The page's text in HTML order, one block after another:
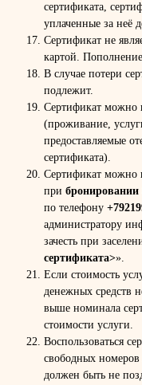
сертификата,
уплаченные за неё
Сертификат не
картой.
В случае потери
подлежит.
Сертификат можно
(проживание,
предоставляемые
сертификата).
Сертификат можно
при бронировании
по телефону
администратору
зачесть при
сертификата>».
Если стоимость
денежных средств
выше номинала
стоимости услуги.
Воспользоваться
свободных
должен быть не